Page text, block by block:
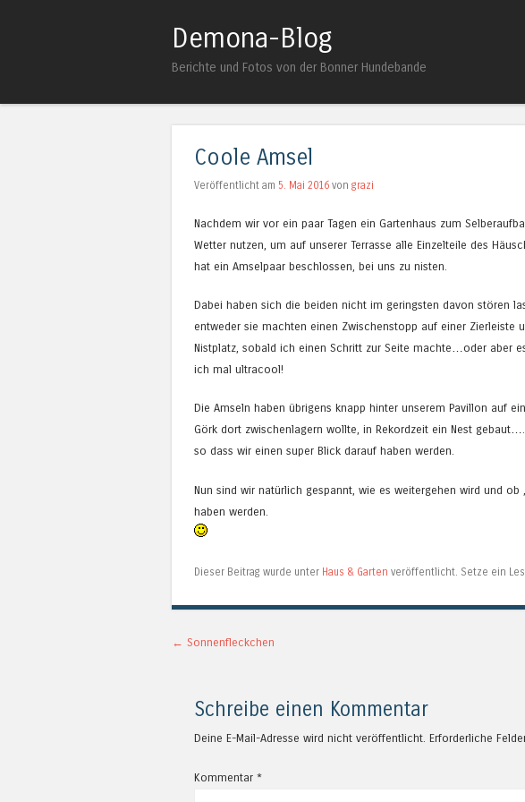
Demona-Blog
Berichte und Fotos von der Bonner Hundebande
Coole Amsel
Veröffentlicht am 5. Mai 2016 von grazi
Nachdem wir vor ein paar Tagen ein Gartenhaus zum
Wetter nutzen, um auf unserer Terrasse alle Einzelteile des
hat ein Amselpaar beschlossen, bei uns zu nisten.
Dabei haben sich die beiden nicht im geringsten davon stören
entweder sie machten einen Zwischenstopp auf einer Zierleiste
Nistplatz, sobald ich einen Schritt zur Seite machte…oder aber
ich mal ultracool!
Die Amseln haben übrigens knapp hinter unserem Pavillon auf
Görk dort zwischenlagern wollte, in Rekordzeit ein Nest
so dass wir einen super Blick darauf haben werden.
Nun sind wir natürlich gespannt, wie es weitergehen wird und ob
haben werden.
Dieser Beitrag wurde unter Haus & Garten veröffentlicht. Setze ein
Artikel-Navigation
← Sonnenfleckchen
Schreibe einen Kommentar
Deine E-Mail-Adresse wird nicht veröffentlicht. Erforderliche
Kommentar *